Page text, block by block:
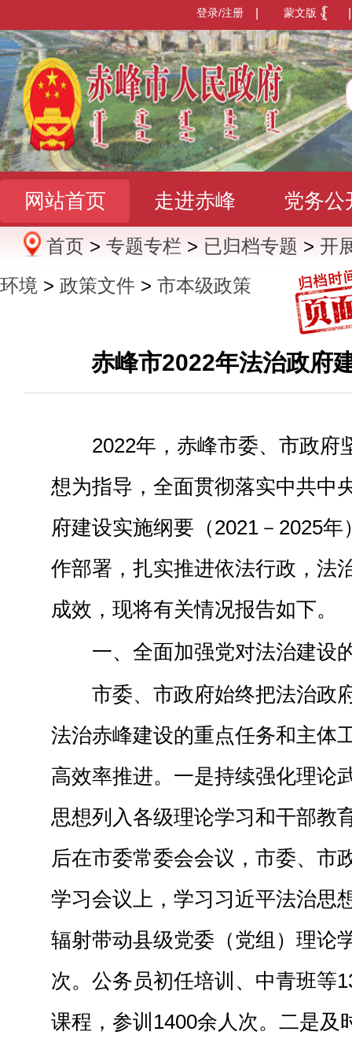
蒙文版
登录/注册
网站首页 走进赤峰 党务公
办事服务 政民互动 数据发
首页 > 专题专栏 > 已归档专题 > 开
环境 > 政策文件 > 市本级政策
赤峰市2022年法治政府
2022年，赤峰市委、市政府
想为指导，全面贯彻落实中共中
府建设实施纲要（2021－2025年
作部署，扎实推进依法行政，法
成效，现将有关情况报告如下
一、全面加强党对法治建设
市委、市政府始终把法治政
法治赤峰建设的重点任务和主体
高效率推进。 一是持续强化理论
思想列 入各级理论学习和干部教
后在市委常委会会议，市委、市
学习会议上，学习习近平法治思
辐射带动县级党委（党组）理论
次。公务员初任培训、中青班等
课程，参训1400余人次。 二是及